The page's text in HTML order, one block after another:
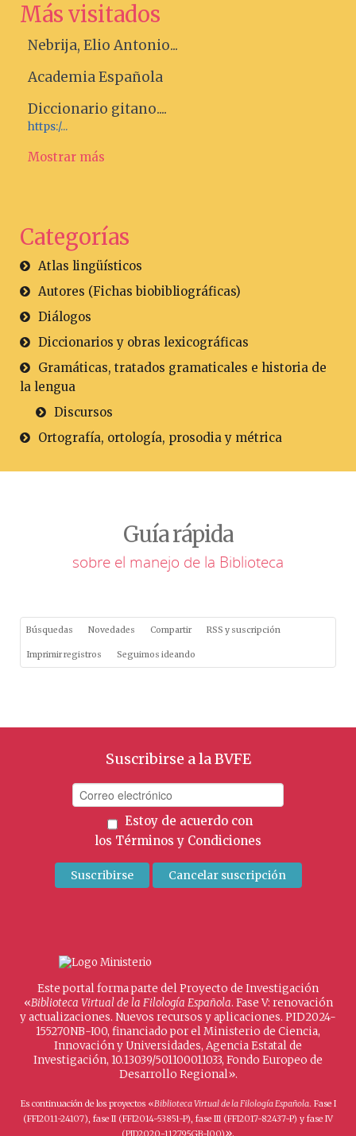
Más visitados
Nebrija, Elio Antonio...
Academia Española
Diccionario gitano....
https:/...
Mostrar más
Categorías
Atlas lingüísticos
Autores (Fichas biobibliográficas)
Diálogos
Diccionarios y obras lexicográficas
Gramáticas, tratados gramaticales e historia de
la lengua
Discursos
Ortografía, ortología, prosodia y métrica
Guía rápida
sobre el manejo de la Biblioteca
Búsquedas Novedades Compartir RSS y suscripción
Imprimir registros Seguimos ideando
Suscribirse a la BVFE
Estoy de acuerdo con
los Términos y Condiciones
Este portal forma parte del Proyecto de Investigación
«Biblioteca Virtual de la Filología Española. Fase V: renovación
y actualizaciones. Nuevos recursos y aplicaciones. PID2024-
155270NB-I00, financiado por el Ministerio de Ciencia,
Innovación y Universidades, Agencia Estatal de
Investigación, 10.13039/501100011033, Fondo Europeo de
Desarrollo Regional».
Es continuación de los proyectos «Biblioteca Virtual de la Filología Española. Fase I
(FFI2011-24107), fase II (FFI2014-53851-P), fase III (FFI2017-82437-P) y fase IV